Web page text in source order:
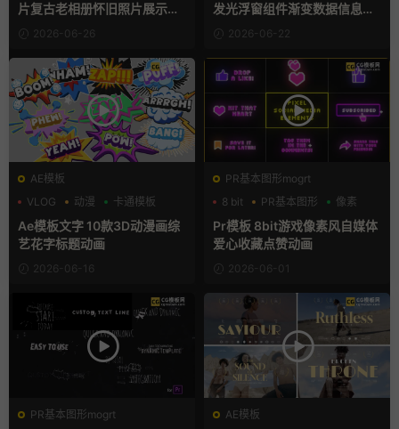
片复古老相册怀旧照片展示动
2026-06-26
发光浮窗组件渐变数据信息图
2026-06-22
AE模板
VLOG
动漫 卡通模板
Ae模板文字 10款3D动漫画综
艺花字标题动画
2026-06-16
PR基本图形mogrt
8 bit
PR基本图形 像素
Pr模板 8bit游戏像素风自媒体
爱心收藏点赞动画
2026-06-01
PR基本图形mogrt
AE模板